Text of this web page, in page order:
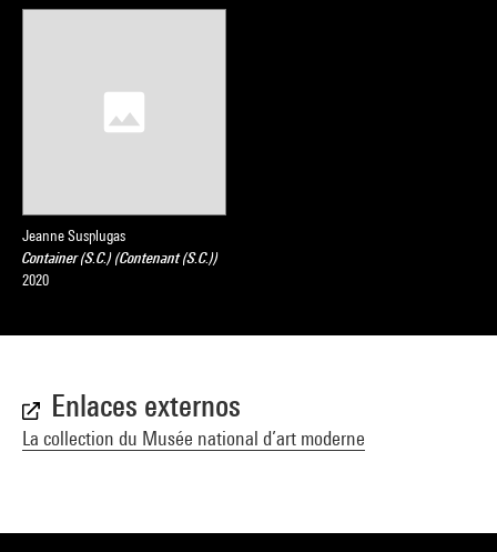
Jeanne Susplugas
Container (S.C.) (Contenant (S.C.))
2020
Enlaces externos
La collection du Musée national d’art moderne